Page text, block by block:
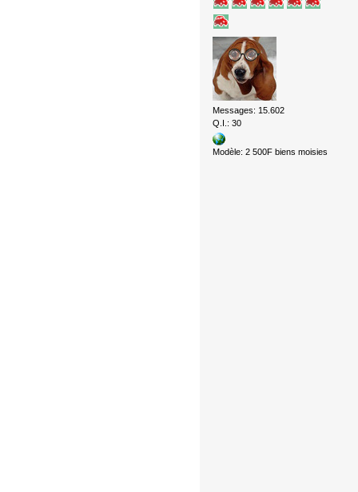
Messages: 15.602
Q.I.: 30
Modèle: 2 500F biens moisies